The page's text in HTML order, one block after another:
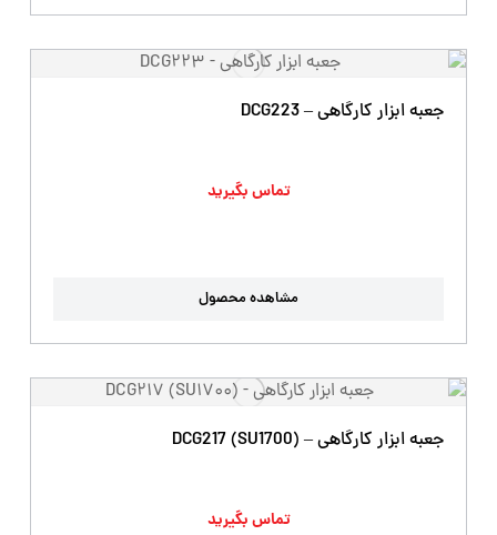
جعبه ابزار کارگاهی – DCG223
تماس بگیرید
مشاهده محصول
جعبه ابزار کارگاهی – DCG217 (SU1700)
تماس بگیرید